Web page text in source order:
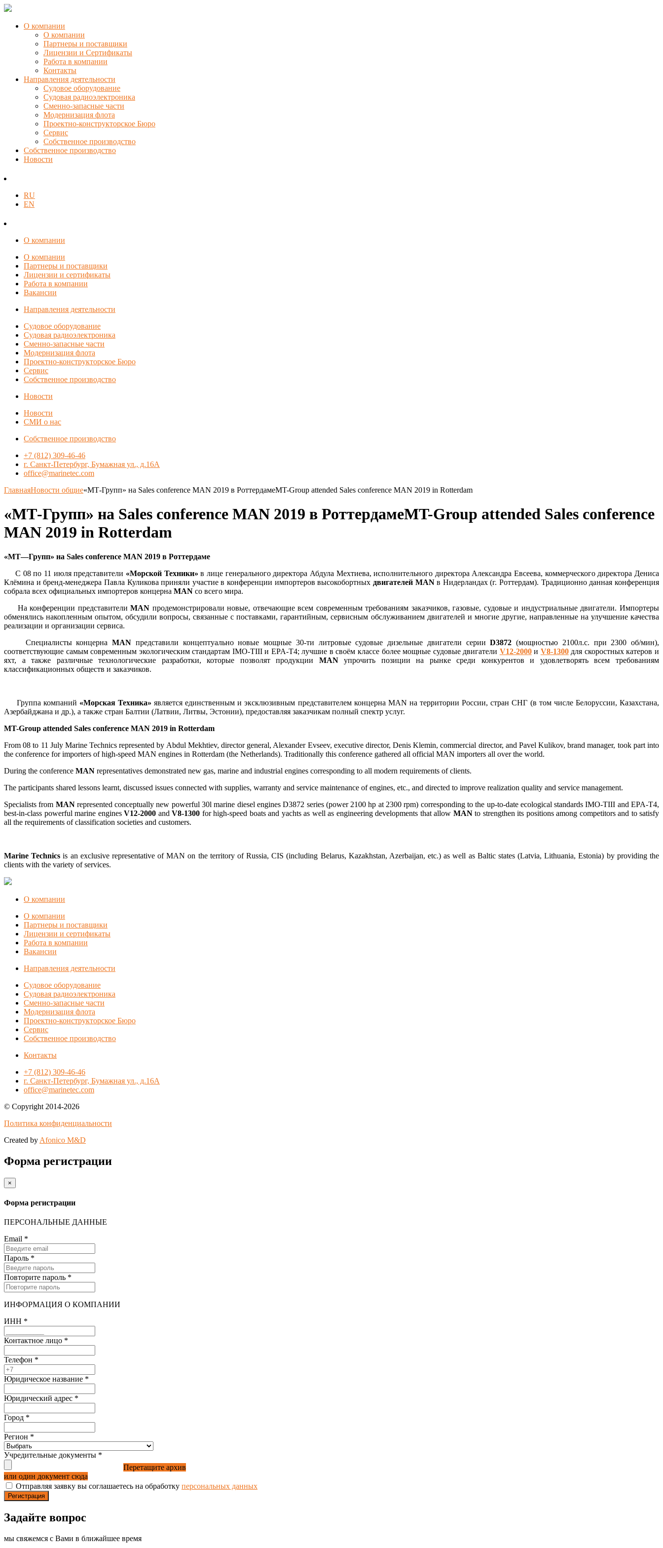
О компании
О компании
Партнеры и поставщики
Лицензии и Сертификаты
Работа в компании
Контакты
Направления деятельности
Судовое оборудование
Судовая радиоэлектроника
Сменно-запасные части
Модернизация флота
Проектно-конструкторское Бюро
Сервис
Собственное производство
Собственное производство
Новости
RU
EN
О компании
О компании
Партнеры и поставщики
Лицензии и сертификаты
Работа в компании
Вакансии
Направления деятельности
Судовое оборудование
Судовая радиоэлектроника
Сменно-запасные части
Модернизация флота
Проектно-конструкторское Бюро
Сервис
Собственное производство
Новости
Новости
СМИ о нас
Собственное производство
+7 (812) 309-46-46
г. Санкт-Петербург, Бумажная ул., д.16А
office@marinetec.com
ГлавнаяНовости общие«МТ-Групп» на Sales conference MAN 2019 в РоттердамеMT-Group attended Sales conference MAN 2019 in Rotterdam
«МТ-Групп» на Sales conference MAN 2019 в РоттердамеMT-Group attended Sales conference
MAN 2019 in Rotterdam
«МТ—Групп» на Sales conference MAN 2019 в Роттердаме
С 08 по 11 июля представители «Морской Техники» в лице генерального директора Абдула Мехтиева, исполнительного директора Александра Евсеева, коммерческого директора Дениса
Клёмина и бренд-менеджера Павла Куликова приняли участие в конференции импортеров высокобортных двигателей MANв Нидерландах (г. Роттердам). Традиционно данная конференция
собрала всех официальных импортеров концерна MAN со всего мира.
На конференции представителиMAN продемонстрировали новые, отвечающие всем современным требованиям заказчиков, газовые, судовые и индустриальные двигатели. Импортеры
обменялись накопленным опытом, обсудили вопросы, связанные с поставками, гарантийным, сервисным обслуживанием двигателей и многие другие, направленные на улучшение качества
реализации и организации сервиса.
Специалисты концернаMAN представили концептуально новые мощные 30-ти литровые судовые дизельные двигатели серииD3872(мощностью 2100л.с. при 2300 об/мин),
соответствующие самым современным экологическим стандартам IMO-TIII и EPA-T4; лучшие в своём классе более мощные судовые двигатели V12-2000и V8-1300для скоростных катеров и
яхт, а также различные технологические разработки, которые позволят продукции MANупрочить позиции на рынке среди конкурентов и удовлетворять всем требованиям
классификационных обществ и заказчиков.
Группа компаний «Морская Техника» является единственным и эксклюзивным представителем концерна MAN на территории России, стран СНГ (в том числе Белоруссии, Казахстана,
Азербайджана и др.), а также стран Балтии (Латвии, Литвы, Эстонии), предоставляя заказчикам полный спектр услуг.
MT-Group attended Sales conference MAN 2019 in Rotterdam
From 08 to 11 July Marine Technics represented by Abdul Mekhtiev, director general, Alexander Evseev, executive director, Denis Klemin, commercial director, and Pavel Kulikov, brand manager, took part into
the conference for importers of high-speed MAN engines in Rotterdam (the Netherlands). Traditionally this conference gathered all official MAN importers all over the world.
During the conference MAN representatives demonstrated new gas, marine and industrial engines corresponding to all modern requirements of clients.
The participants shared lessons learnt, discussed issues connected with supplies, warranty and service maintenance of engines, etc., and directed to improve realization quality and service management.
Specialists from MANrepresented conceptually new powerful 30l marine diesel engines D3872 series (power 2100 hp at 2300 rpm) corresponding to the up-to-date ecological standards IMO-TIII and EPA-T4,
best-in-class powerful marine engines V12-2000 and V8-1300 for high-speed boats and yachts as well as engineering developments that allow MANto strengthen its positions among competitors and to satisfy
all the requirements of classification societies and customers.
Marine Technics is an exclusive representative of MAN on the territory of Russia, CIS (including Belarus, Kazakhstan, Azerbaijan, etc.) as well as Baltic states (Latvia, Lithuania, Estonia) by providing the
clients with the variety of services.
О компании
О компании
Партнеры и поставщики
Лицензии и сертификаты
Работа в компании
Вакансии
Направления деятельности
Судовое оборудование
Судовая радиоэлектроника
Сменно-запасные части
Модернизация флота
Проектно-конструкторское Бюро
Сервис
Собственное производство
Контакты
+7 (812) 309-46-46
г. Санкт-Петербург, Бумажная ул., д.16А
office@marinetec.com
© Copyright 2014-2026
Политика конфиденциальности
Created by Afonico M&D
Форма регистрации
×
Форма регистрации
ПЕРСОНАЛЬНЫЕ ДАННЫЕ
Email *
Пароль *
Повторите пароль *
ИНФОРМАЦИЯ О КОМПАНИИ
ИНН *
Контактное лицо *
Телефон *
Юридическое название *
Юридический адрес *
Город *
Регион *
Учредительные документы *
Перетащите архив
или один документ сюда
Отправляя заявку вы соглашаетесь на обработку персональных данных
Регистрация
Задайте вопрос
мы свяжемся с Вами в ближайшее время